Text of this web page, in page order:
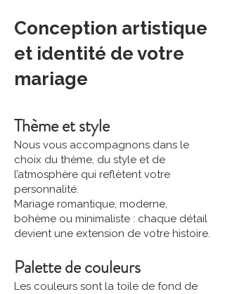
Conception artistique
et identité de votre
mariage
Thème et style
Nous vous accompagnons dans le
choix du thème, du style et de
l’atmosphère qui reflètent votre
personnalité.
Mariage romantique, moderne,
bohème ou minimaliste : chaque détail
devient une extension de votre histoire.
Palette de couleurs
Les couleurs sont la toile de fond de